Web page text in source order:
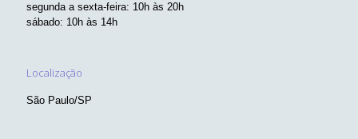
segunda a sexta-feira: 10h às 20h
sábado: 10h às 14h
Localização
São Paulo/SP